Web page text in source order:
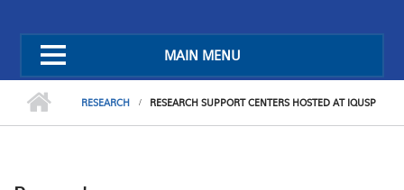
MAIN MENU
RESEARCH RESEARCH SUPPORT CENTERS HOSTED AT IQUSP